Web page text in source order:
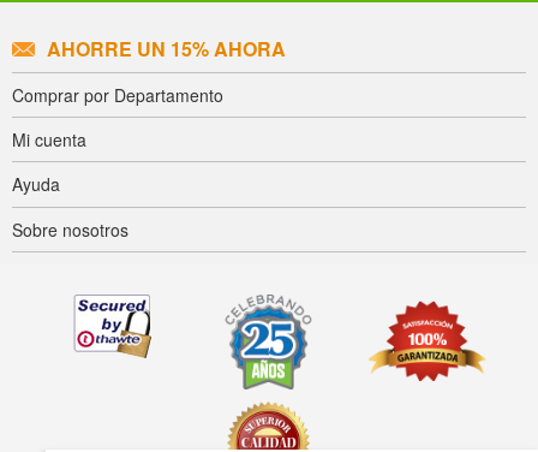
AHORRE UN 15% AHORA
Comprar por Departamento
Mi cuenta
Ayuda
Sobre nosotros